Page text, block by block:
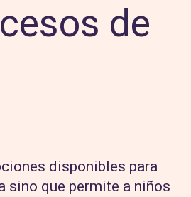
de
disponibles para
sino que permite a niños